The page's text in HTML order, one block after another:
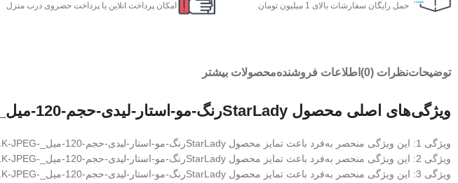
حمل رایگان سفارشات بالای 1 میلیون تومان امکان پرداخت انلاین یا پرداخت حضروی درب منزل
توضیحاتنظرات (0) اطلاعات فروشندهمحصولات بیشتر
ویژگی‌های اصلی محصول StarLadyرنگ-مو-استار-لیدی-حجم-120-میل_-1K-JPEG
ویژگی 1: این ویژگی منحصر به‌فرد باعث تمایز محصول StarLadyرنگ-مو-استار-لیدی-حجم-120-میل_-1K-JPEG از رقبا می‌شود
ویژگی 2: این ویژگی منحصر به‌فرد باعث تمایز محصول StarLadyرنگ-مو-استار-لیدی-حجم-120-میل_-1K-JPEG از رقبا می‌شود
ویژگی 3: این ویژگی منحصر به‌فرد باعث تمایز محصول StarLadyرنگ-مو-استار-لیدی-حجم-120-میل_-1K-JPEG از رقبا می‌شود